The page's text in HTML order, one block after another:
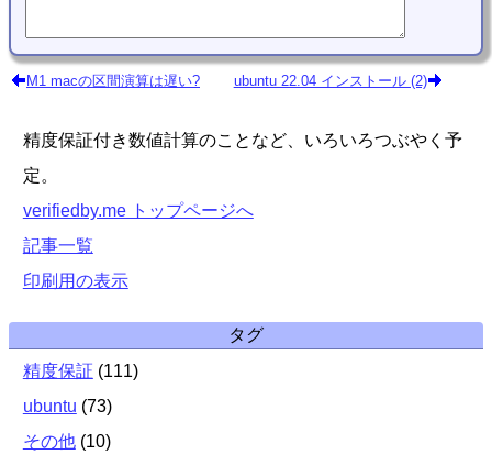
M1 macの区間演算は遅い? ubuntu 22.04 インストール (2)
精度保証付き数値計算のことなど、いろいろつぶやく予
定。
verifiedby.me トップページへ
記事一覧
印刷用の表示
タグ
精度保証 (111)
ubuntu (73)
その他 (10)